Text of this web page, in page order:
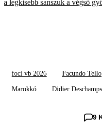
a legkisebb sanszuk a végső
foci vb 2026 Facundo Tello
Marokkó Didier Deschamps
9